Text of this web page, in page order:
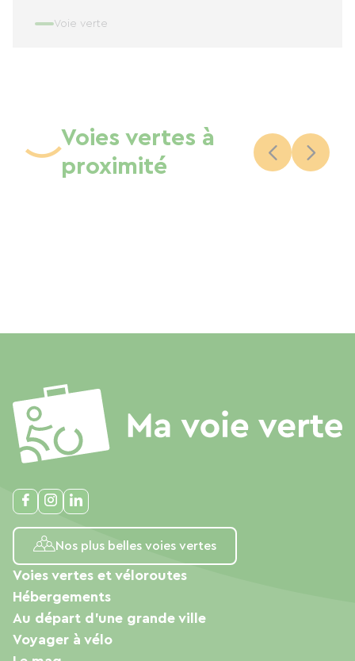
Voie verte
Voies vertes à
proximité
Nos plus belles voies vertes
Voies vertes et véloroutes
Hébergements
Au départ d'une grande ville
Voyager à vélo